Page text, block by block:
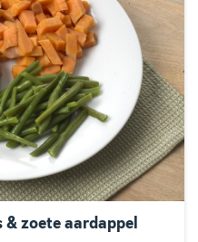
zoete aardappel